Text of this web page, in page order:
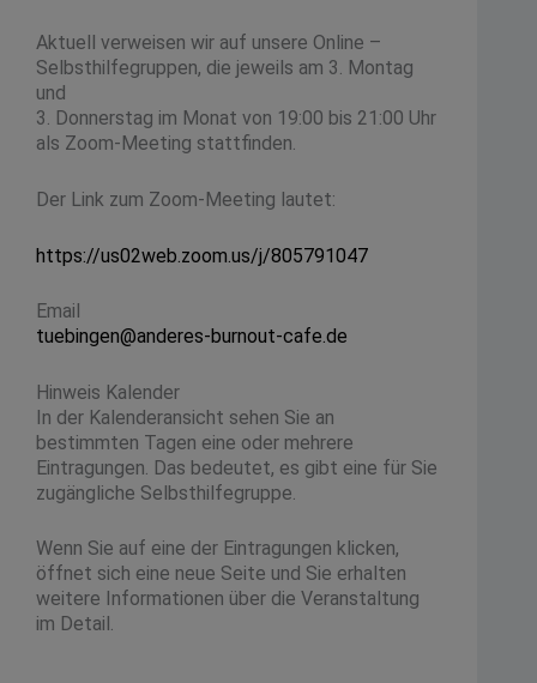
Aktuell verweisen wir auf unsere Online –
Selbsthilfegruppen, die jeweils am 3. Montag
und
3. Donnerstag im Monat von 19:00 bis 21:00 Uhr
als Zoom-Meeting stattfinden.
Der Link zum Zoom-Meeting lautet:
https://us02web.zoom.us/j/805791047
Email
tuebingen@anderes-burnout-cafe.de
Hinweis Kalender
In der Kalenderansicht sehen Sie an
bestimmten Tagen eine oder mehrere
Eintragungen. Das bedeutet, es gibt eine für Sie
zugängliche Selbsthilfegruppe.
Wenn Sie auf eine der Eintragungen klicken,
öffnet sich eine neue Seite und Sie erhalten
weitere Informationen über die Veranstaltung
im Detail.